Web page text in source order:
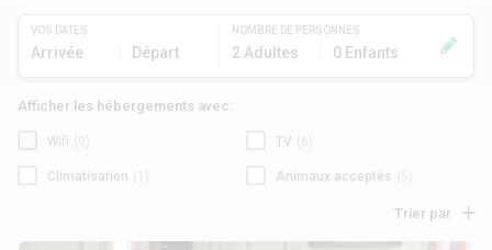
VOS DATES
Arrivée Départ
NOMBRE DE PERSONNES
2 Adultes 0 Enfants
Afficher les hébergements avec:
Wifi TV
Climatisation Animaux acceptés
Trier par